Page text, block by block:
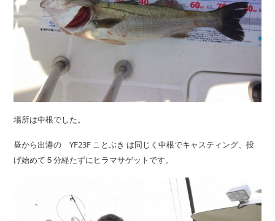
場所は中根でした。
昼から出港の YF23F ことぶき は同じく中根でキャスティング、投
げ始めて５分経たずにヒラマサゲットです。